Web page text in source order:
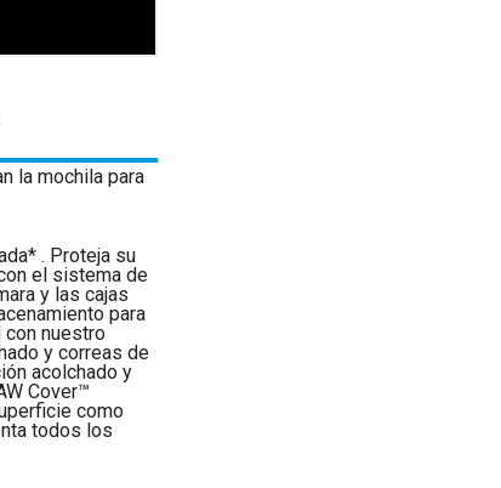
la mochila para
. Proteja su
el sistema de
y las cajas
para
nuestro
y correas de
acolchado y
Cover™
como
todos los